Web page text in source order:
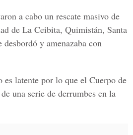
a cabo un rescate masivo de
de La Ceibita, Quimistán, Santa
y amenazaba con
es latente por lo que el Cuerpo de
una serie de derrumbes en la